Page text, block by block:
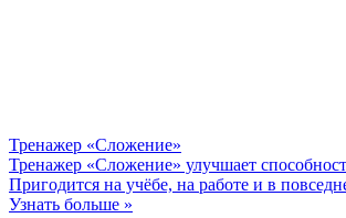
Тренажер «Сложение»
Тренажер «Сложение» улучшает
Пригодится на учёбе, на работе и в
Узнать больше »